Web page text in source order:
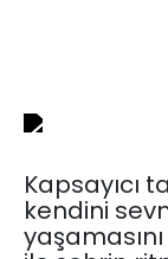
Kapsayıcı
kendini